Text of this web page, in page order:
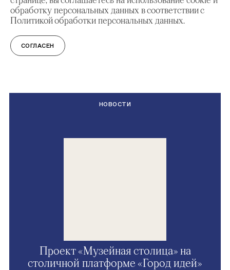
обработку персональных данных в соответствии с
Политикой обработки персональных данных.
СОГЛАСЕН
НОВОСТИ
Проект «Музейная столица» на
столичной платформе «Город идей»